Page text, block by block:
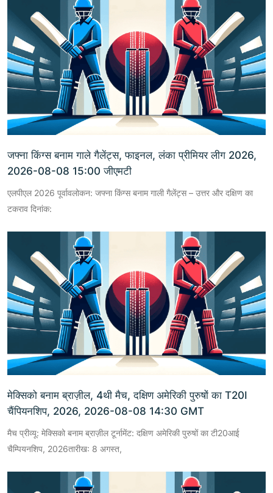
जफ्ना किंग्स बनाम गाले गैलेंट्स, फाइनल, लंका प्रीमियर लीग 2026,
2026-08-08 15:00 जीएमटी
एलपीएल 2026 पूर्वावलोकन: जफ्ना किंग्स बनाम गाली गैलेंट्स – उत्तर और दक्षिण का
टकराव दिनांक:
मेक्सिको बनाम ब्राज़ील, 4थी मैच, दक्षिण अमेरिकी पुरुषों का T20I
चैंपियनशिप, 2026, 2026-08-08 14:30 GMT
मैच प्रीव्यू: मेक्सिको बनाम ब्राज़ील टूर्नामेंट: दक्षिण अमेरिकी पुरुषों का टी20आई
चैम्पियनशिप, 2026तारीख: 8 अगस्त,